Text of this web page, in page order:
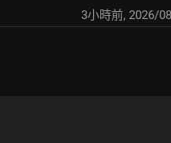
3小時前, 2026/